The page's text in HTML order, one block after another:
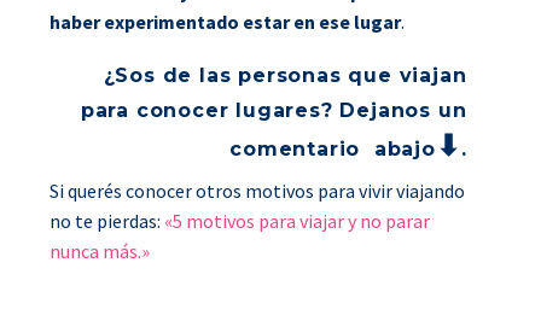
haber experimentado estar en ese lugar.
¿Sos de las personas que viajan
para conocer lugares? Dejanos un
comentario abajo ⬇ .
Si querés conocer otros motivos para vivir viajando
no te pierdas: «5 motivos para viajar y no parar
nunca más.»